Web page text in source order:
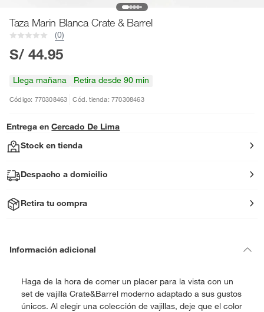
Taza Marin Blanca Crate & Barrel
(0)
S/ 44.95
Llega mañana Retira desde 90 min
Código: 770308463 Cód. tienda: 770308463
Entrega en Cercado De Lima
Stock en tienda
Despacho a domicilio
Retira tu compra
Información adicional
Haga de la hora de comer un placer para la vista con un
set de vajilla Crate&Barrel moderno adaptado a sus gustos
únicos. Al elegir una colección de vajillas, deje que el color